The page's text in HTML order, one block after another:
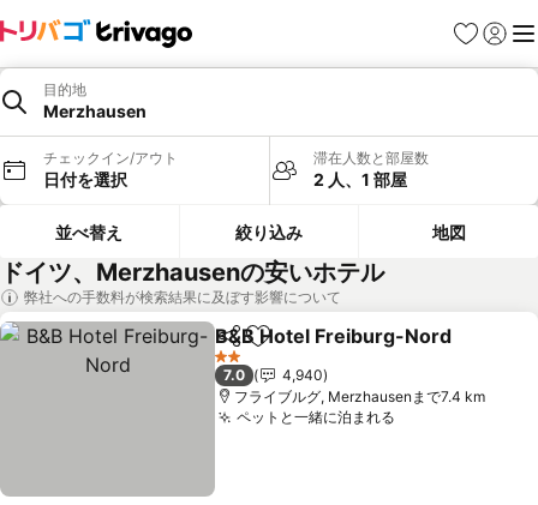
お気に入り
ログイ
メ
目的地
Merzhausen
チェックイン/アウト
日付を選択
滞在人数と部屋数
2 人、1 部屋
並べ替え 絞り込み 地図
ドイツ、Merzhausenの安いホテル
弊社への手数料が検索結果に及ぼす影響について
シェアお気に入りに追加
B&B Hotel Freiburg-Nord
2 ホテルのランク
7.0
4,940
フライブルグ, Merzhausenまで7.4 km
ペットと一緒に泊まれる